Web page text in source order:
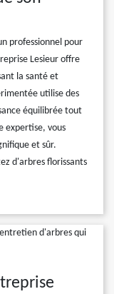
professionnel pour
Lesieur offre
la santé et
utilise des
équilibrée tout
expertise, vous
et sûr.
d'arbres florissants